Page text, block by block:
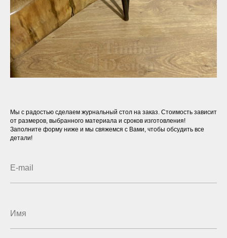
Мы с радостью сделаем журнальный стол на заказ. Стоимость зависит
от размеров, выбранного материала и сроков изготовления!
Заполните форму ниже и мы свяжемся с Вами, чтобы обсудить все
детали!